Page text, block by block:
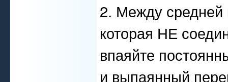
2. Между средней
которая НЕ
впаяйте
и выпаянный